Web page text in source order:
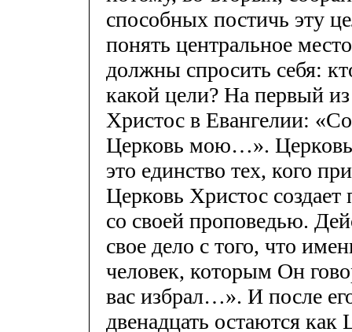
способных постичь эту
понять центральное
должны спросить себя:
какой цели? На первый
Христос в Евангелии:
Церковь мою…». Церковь
это единство тех, кого
Церковь Христос
со своей проповедью.
свое дело с того, что
человек, которым Он
вас избрал…». И после
двенадцать остаются